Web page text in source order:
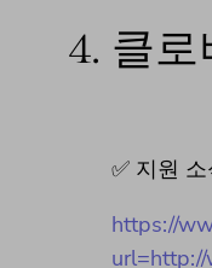
4. 클로
✅ 지원
https://